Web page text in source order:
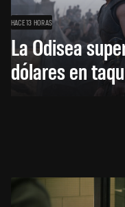
HACE 13 HORAS
La Odisea
dólares en